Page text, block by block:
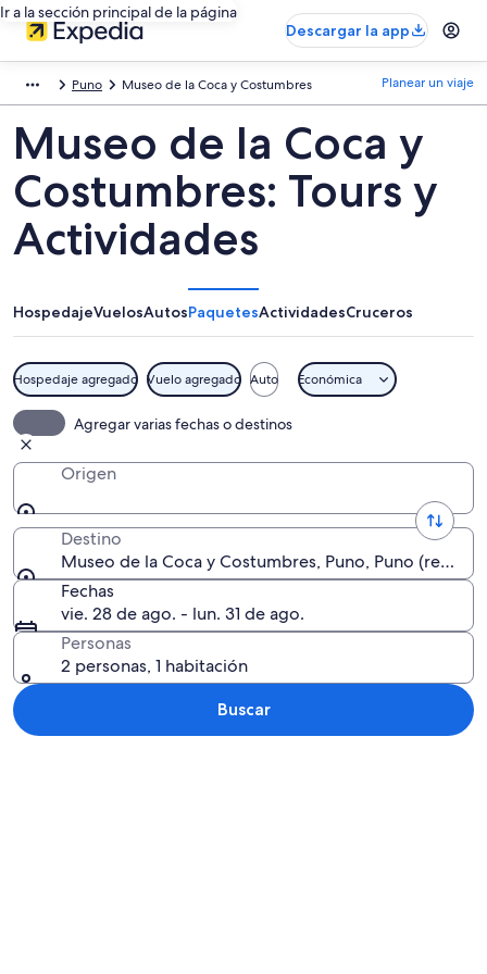
Ir a la sección principal de la página
Descargar la app
Puno Museo de la Coca y Costumbres Planear un viaje
Museo de la Coca y
Costumbres: Tours y
Actividades
HospedajeVuelosAutosPaquetesActividadesCruceros
Hospedaje agregado Vuelo agregado Auto Económica
Agregar varias fechas o destinos
Origen
Destino
Museo de la Coca y Costumbres, Puno, Puno
Fechas
vie. 28 de ago. - lun. 31 de ago.
Personas
2 personas, 1 habitación
Buscar